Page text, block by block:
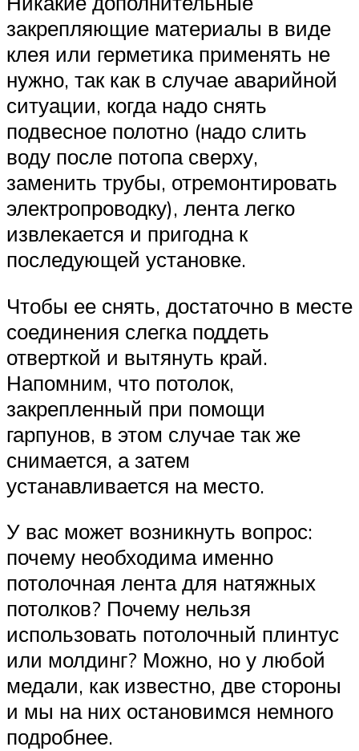
закрепляющие материалы в виде
клея или герметика применять не
нужно, так как в случае аварийной
ситуации, когда надо снять
подвесное полотно (надо слить
воду после потопа сверху,
заменить трубы, отремонтировать
электропроводку), лента легко
извлекается и пригодна к
последующей установке.
Чтобы ее снять, достаточно в месте
соединения слегка поддеть
отверткой и вытянуть край.
Напомним, что потолок,
закрепленный при помощи
гарпунов, в этом случае так же
снимается, а затем
устанавливается на место.
У вас может возникнуть вопрос:
почему необходима именно
потолочная лента для натяжных
потолков? Почему нельзя
использовать потолочный плинтус
или молдинг? Можно, но у любой
медали, как известно, две стороны
и мы на них остановимся немного
подробнее.